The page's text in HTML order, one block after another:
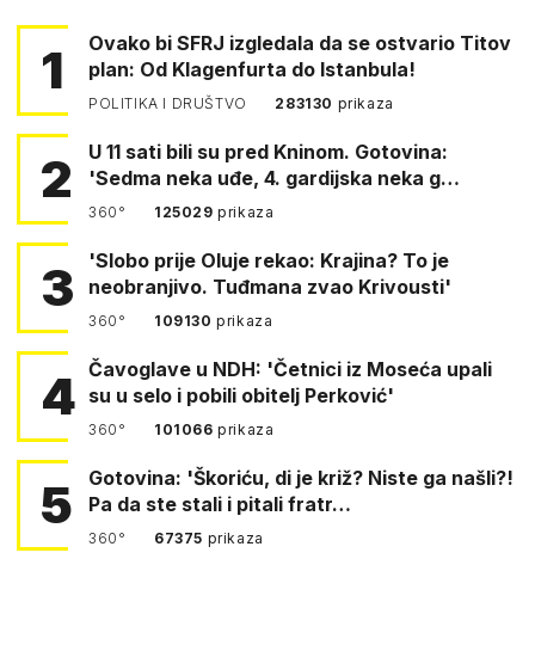
1
Ovako bi SFRJ izgledala da se ostvario Titov
plan: Od Klagenfurta do Istanbula!
POLITIKA I DRUŠTVO 283130 prikaza
2
U 11 sati bili su pred Kninom. Gotovina:
'Sedma neka uđe, 4. gardijska neka g…
360° 125029prikaza
3
'Slobo prije Oluje rekao: Krajina? To je
neobranjivo. Tuđmana zvao Krivousti'
360° 109130prikaza
4 Čavoglave u NDH: 'Četnici iz Moseća upali
su u selo i pobili obitelj Perković'
360° 101066prikaza
5
Gotovina: 'Škoriću, di je križ? Niste ga našli?!
Pa da ste stali i pitali fratr…
360° 67375 prikaza